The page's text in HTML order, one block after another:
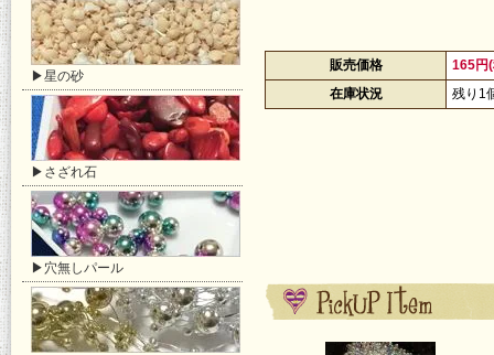
▶星の砂
▶さざれ石
▶穴無しパール
販売価格
165円
在庫状況
残り1